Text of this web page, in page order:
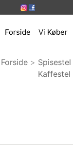
Forside Vi Køber
Forside > Spisestel
Kaffestel